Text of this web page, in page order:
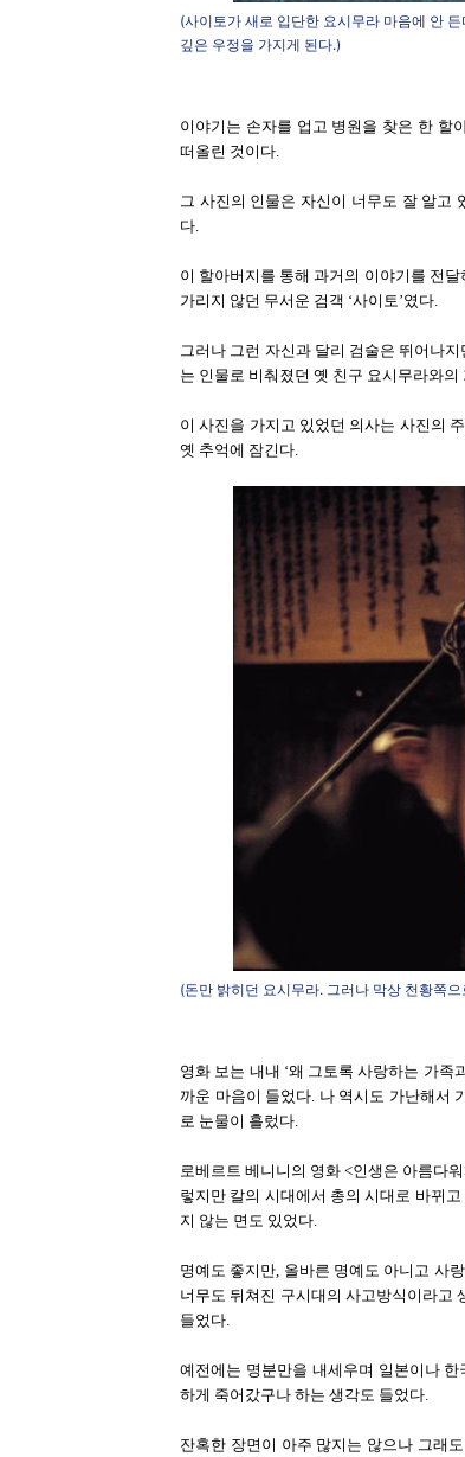
(사이토가 새로 입단한 요시무라 마음에 안
깊은 우정을 가지게 된다.)
이야기는 손자를 업고 병원을 찾은 한 할
떠올린 것이다.
그 사진의 인물은 자신이 너무도 잘 알고
다.
이 할아버지를 통해 과거의 이야기를 전
가리지 않던 무서운 검객 ‘사이토’였다.
그러나 그런 자신과 달리 검술은 뛰어나
는 인물로 비춰졌던 옛 친구 요시무라와
이 사진을 가지고 있었던 의사는 사진의
옛 추억에 잠긴다.
(돈만 밝히던 요시무라. 그러나 막상 천황쪽
영화 보는 내내 ‘왜 그토록 사랑하는 가
까운 마음이 들었다. 나 역시도 가난해서
로 눈물이 흘렀다.
로베르트 베니니의 영화 <인생은 아름다
렇지만 칼의 시대에서 총의 시대로 바뀌
지 않는 면도 있었다.
명예도 좋지만, 올바른 명예도 아니고 사
너무도 뒤쳐진 구시대의 사고방식이라고
들었다.
예전에는 명분만을 내세우며 일본이나
하게 죽어갔구나 하는 생각도 들었다.
잔혹한 장면이 아주 많지는 않으나 그래